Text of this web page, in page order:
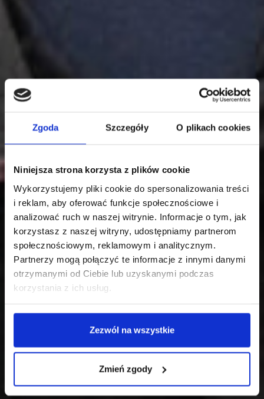
Zgoda Szczegóły O plikach cookies
Niniejsza strona korzysta z plików cookie
Wykorzystujemy pliki cookie do spersonalizowania treści
i reklam, aby oferować funkcje społecznościowe i
analizować ruch w naszej witrynie. Informacje o tym, jak
korzystasz z naszej witryny, udostępniamy partnerom
społecznościowym, reklamowym i analitycznym.
Partnerzy mogą połączyć te informacje z innymi danymi
otrzymanymi od Ciebie lub uzyskanymi podczas
korzystania z ich usług.
Zezwól na wszystkie
Zmień zgody